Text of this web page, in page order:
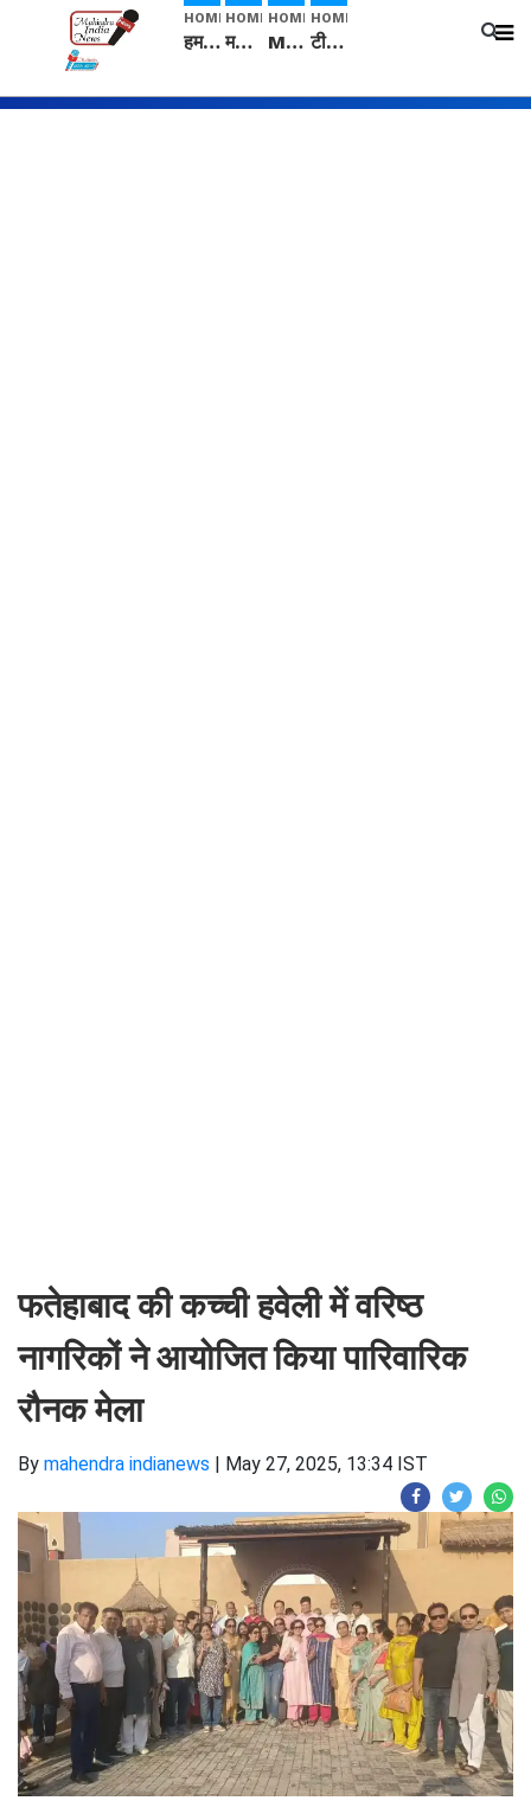
HOME
हम सनातनी..." सांसद kangana Ranaut से क्या बोली लड़की? Viral Jantar-Mantar | CJP protest
HOME
मनीषा हत्याकांड: हत्या, आत्महत्या या कोई बड़ा राज? | Full Story | Josh Haryana
HOME
Mangalsutra: हिंदू धर्म में शादी के बाद मंगलसूत्र क्यों पहनती है महिलाएं, किसने शुरु की ये परंपरा
HOME
टीम बीकेई ने एग्रीकल्चर ग्रेड की यूरिया खाद गट्टों में बदलकर टेक्निकल ग्रेड में बेचने वालों पर करवाई कार्रवाई: लखविंदर सिंह औलख
फतेहाबाद की कच्ची हवेली में वरिष्ठ
नागरिकों ने आयोजित किया पारिवारिक
रौनक मेला
By mahendra indianews | May 27, 2025, 13:34 IST